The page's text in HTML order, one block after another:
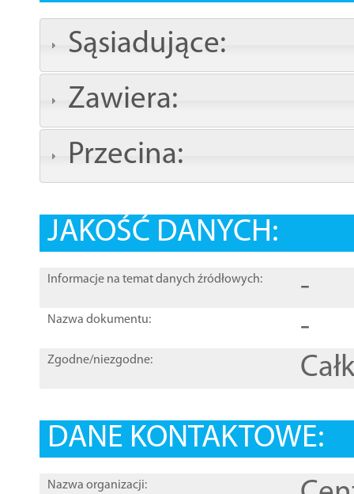
Sąsiadujące:
Zawiera:
Przecina:
JAKOŚĆ DANYCH:
Informacje na temat danych źródłowych: -
Nazwa dokumentu: -
Zgodne/niezgodne:
DANE KONTAKTOWE:
Nazwa organizacji: